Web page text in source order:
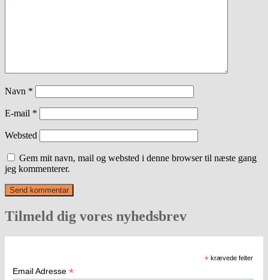
Navn *
E-mail *
Websted
Gem mit navn, mail og websted i denne browser til næste gang
jeg kommenterer.
Tilmeld dig vores nyhedsbrev
* krævede felter
Email Adresse *